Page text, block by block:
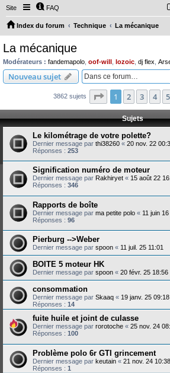
Site FAQ
Index du forum Technique La mécanique
La mécanique
Modérateurs : fandemapolo oof-will lozoic dj flex
Nouveau sujet
3862 sujets Page 1sur78
1 2 3 4 5
Sujets
Le kilométrage de votre polette?
Dernier message par thi38260 « 20 nov. 22
Réponses : 253
Signification numéro de moteur
Dernier message par Rakhiryet « 15 août 22
Réponses : 346
Rapports de boîte
Dernier message par ma petite polo « 11 juin
Réponses : 96
Pierburg -->Weber
Dernier message par spoon « 11 juil. 25 11:01
BOITE 5 moteur HK
Dernier message par spoon « 20 févr. 25 18:56
consommation
Dernier message par Skaaq « 19 janv. 25 09:18
Réponses : 14
fuite huile et joint de culasse
Dernier message par rorotoche « 25 nov. 24
Réponses : 100
Problème polo 6r GTI grincement
Dernier message par keutain « 21 nov. 24 10:38
Réponses : 1